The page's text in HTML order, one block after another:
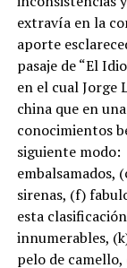
extravía en la
aporte
pasaje de “El
en el cual Jorge
china que en
conocimientos
siguiente modo:
embalsamados,
sirenas, (f)
esta
innumerables,
pelo de